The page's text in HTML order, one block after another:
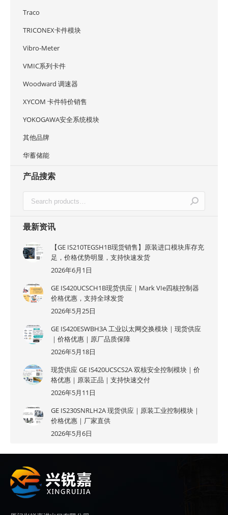
Traco
TRICONEX卡件模块
Vibro-Meter
VMIC系列卡件
Woodward 调速器
XYCOM 卡件特价销售
YOKOGAWA安全系统模块
其他品牌
华蓄储能
产品搜索
最新资讯
【GE IS210TEGSH1B现货销售】原装进口模块库存充
足，价格优势明显，支持快速发货
2026年6月1日
GE IS420UCSCH1B现货供应｜Mark VIe四核控制器
价格优惠，支持全球发货
2026年5月25日
GE IS420ESWBH3A 工业以太网交换模块｜现货供应
｜价格优惠｜原厂品质保障
2026年5月18日
现货供应 GE IS420UCSCS2A 双核安全控制模块｜价
格优惠｜原装正品｜支持快速交付
2026年5月11日
GE IS230SNRLH2A 现货供应｜原装工业控制模块｜
价格优惠｜厂家直供
2026年5月6日